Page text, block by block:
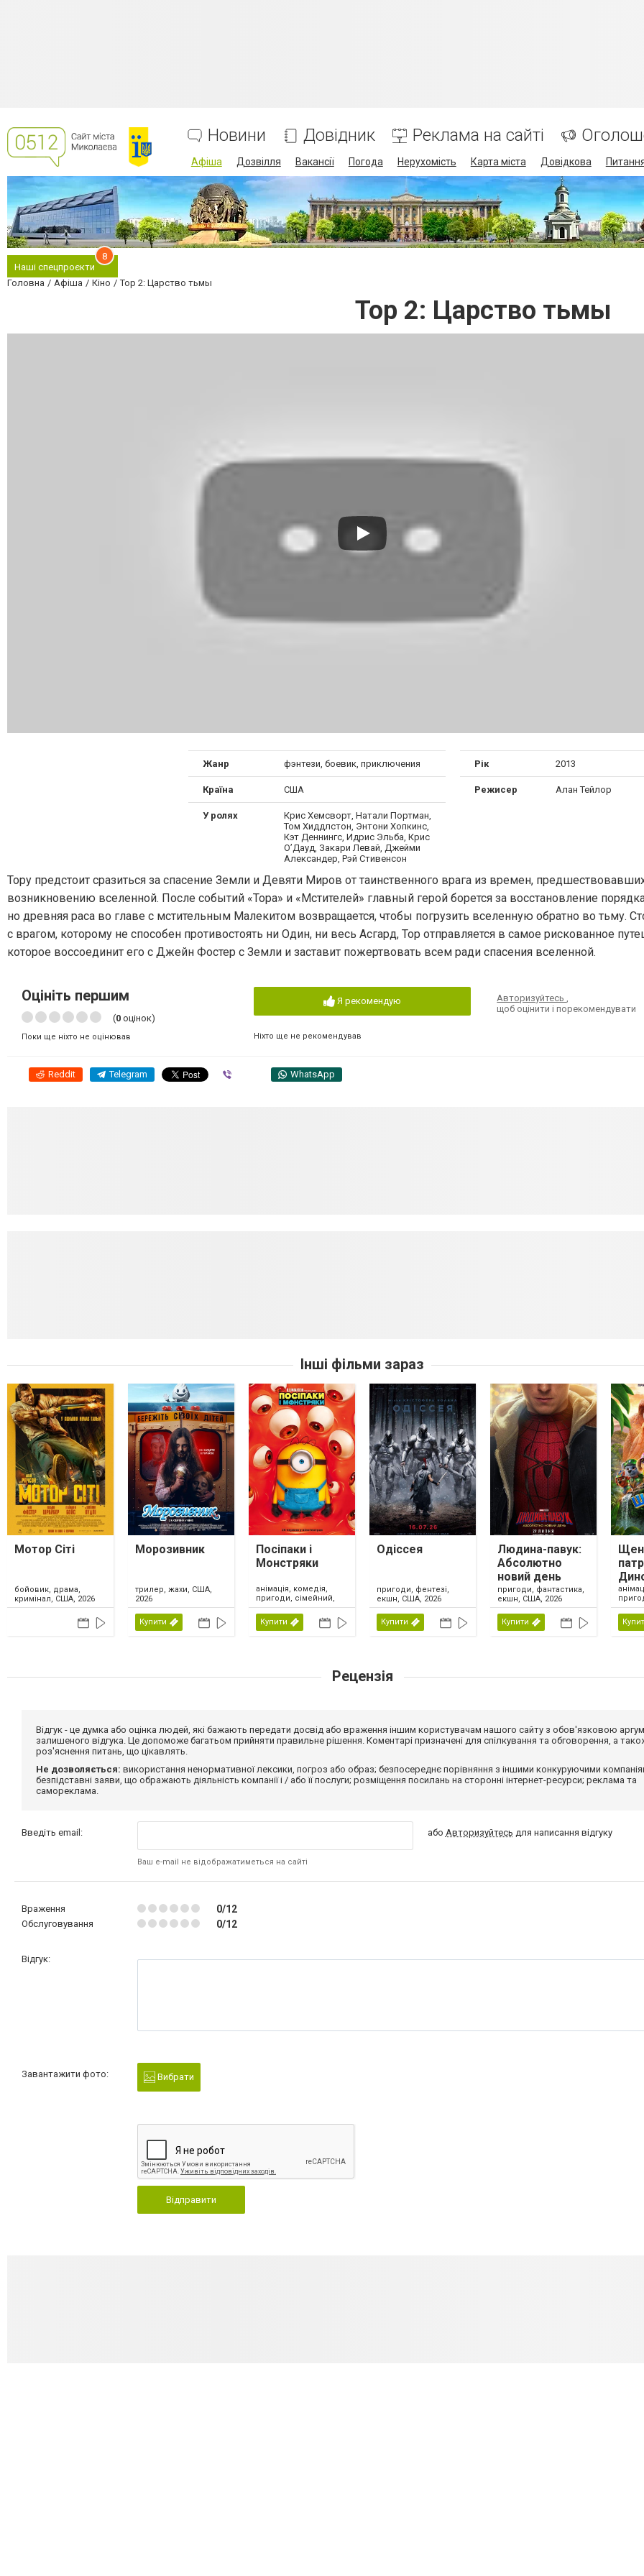
Новини Довідник Реклама на сайті
Афіша Дозвілля Вакансії Погода Нерухомість Карта міста Довідкова
Наші спецпроєкти
8
Головна Афіша Кіно Тор 2: Царство тьмы
Тор 2: Царство тьмы
Жанр фэнтези, боевик, приключения
Країна США
У ролях
Крис Хемсворт, Натали Портман,
Том Хиддлстон, Энтони Хопкинс,
Кэт Деннингс, Идрис Эльба, Крис
О’Дауд, Закари Левай, Джейми
Александер, Рэй Стивенсон
Рік 2013
Режисер Алан Тейлор
Тору предстоит сразиться за спасение Земли и Девяти Миров от таинственного врага из времен,
возникновению вселенной. После событий «Тора» и «Мстителей» главный герой борется за восстановление
но древняя раса во главе с мстительным Малекитом возвращается, чтобы погрузить вселенную обратно во тьму.
с врагом, которому не способен противостоять ни Один, ни весь Асгард, Тор отправляется в самое рискованное
которое воссоединит его с Джейн Фостер с Земли и заставит пожертвовать всем ради спасения вселенной.
Оцініть першим
(0 оцінок)
Поки ще ніхто не оцінював
Я рекомендую
Ніхто ще не рекомендував
Авторизуйтесь
щоб оцінити і порекомендувати
Reddit Telegram WhatsApp
Інші фільми зараз
Мотор Сіті
бойовик, драма,
кримінал, США, 2026
Морозивник
трилер, жахи, США,
2026
Купити
Посіпаки і
Монстряки
анімація, комедія,
пригоди, сімейний,
США, 2026
Купити
Одіссея
пригоди, фентезі,
екшн, США, 2026
Купити
Людина-павук:
Абсолютно
новий день
пригоди, фантастика,
екшн, США, 2026
Купити
США,
Рецензія
Відгук - це думка або оцінка людей, які бажають передати досвід або враження іншим користувачам нашого сайту з обов'язковою
залишеного відгука. Це допоможе багатьом прийняти правильне рішення. Коментарі призначені для спілкування та обговорення, а
роз'яснення питань, що цікавлять.
Не дозволяється: використання ненормативної лексики, погроз або образ; безпосереднє порівняння з іншими конкуруючими
безпідставні заяви, що ображають діяльність компанії і / або її послуги; розміщення посилань на сторонні інтернет-ресурси; реклама та
самореклама.
Введіть email:
Ваш e-mail не відображатиметься на сайті
або Авторизуйтесь для написання відгуку
Враження 0/12
Обслуговування 0/12
Відгук:
Завантажити фото: Вибрати
Відправити